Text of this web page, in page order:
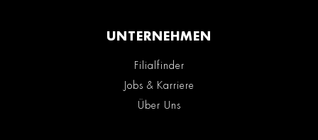
UNTERNEHMEN
Filialfinder
Jobs & Karriere
Über Uns